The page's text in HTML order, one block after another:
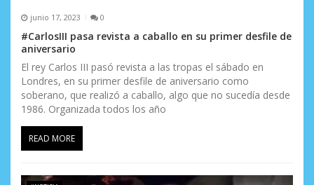
junio 17, 2023 0
#CarlosIII pasa revista a caballo en su primer desfile de
aniversario
El rey Carlos III pasó revista a las tropas el sábado en
Londres, en su primer desfile de aniversario como
soberano, que realizó a caballo, algo que no sucedía desde
1986. Organizada todos los año
READ MORE